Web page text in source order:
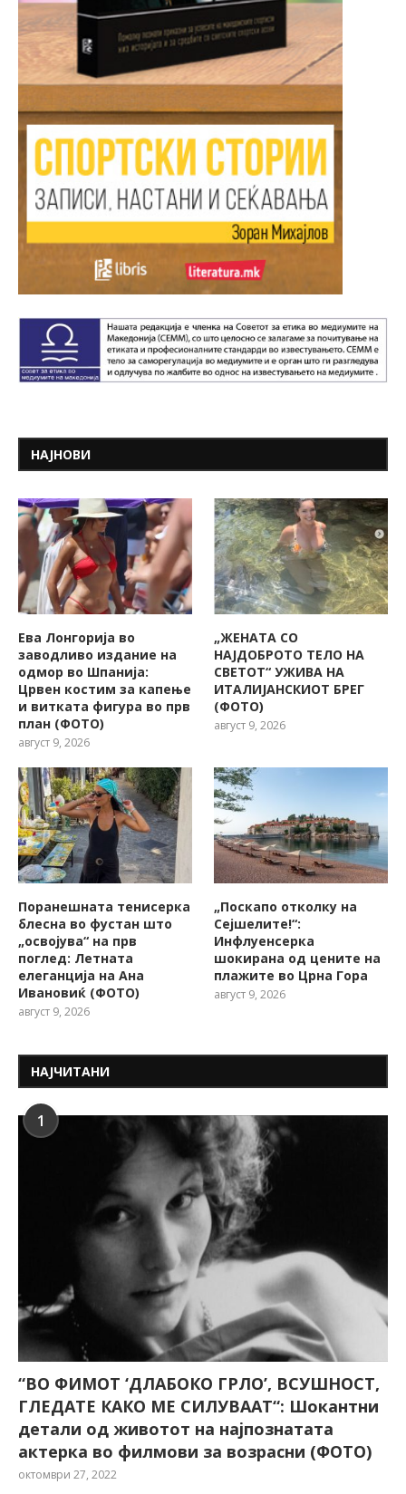
НАЈНОВИ
Ева Лонгорија во
заводливо издание на
одмор во Шпанија:
Црвен костим за капење
и витката фигура во прв
план (ФОТО)
август 9, 2026
„ЖЕНАТА СО
НАЈДОБРОТО ТЕЛО НА
СВЕТОТ“ УЖИВА НА
ИТАЛИЈАНСКИОТ БРЕГ
(ФОТО)
август 9, 2026
Поранешната тенисерка
блесна во фустан што
„освојува“ на прв
поглед: Летната
елеганција на Ана
Ивановиќ (ФОТО)
август 9, 2026
„Поскапо отколку на
Сејшелите!“:
Инфлуенсерка
шокирана од цените на
плажите во Црна Гора
август 9, 2026
НАЈЧИТАНИ
1
“ВО ФИМОТ ‘ДЛАБОКО ГРЛО’, ВСУШНОСТ,
ГЛЕДАТЕ КАКО МЕ СИЛУВААТ“: Шокантни
детали од животот на најпознатата
актерка во филмови за возрасни (ФОТО)
октомври 27, 2022